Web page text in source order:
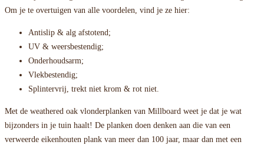
Om je te overtuigen van alle voordelen, vind je ze hier:
Antislip & alg afstotend;
UV & weersbestendig;
Onderhoudsarm;
Vlekbestendig;
Splintervrij, trekt niet krom & rot niet.
Met de weathered oak vlonderplanken van Millboard weet je dat je wat
bijzonders in je tuin haalt! De planken doen denken aan die van een
verweerde eikenhouten plank van meer dan 100 jaar, maar dan met een